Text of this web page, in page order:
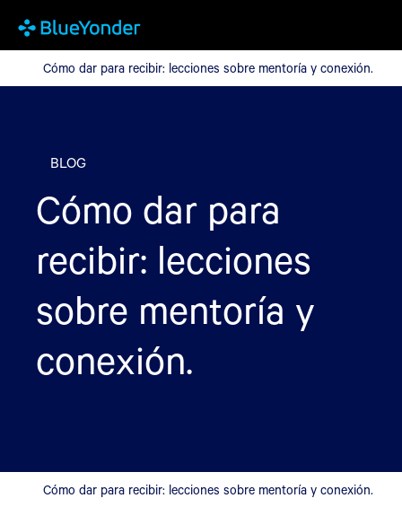
Cómo dar para recibir: lecciones sobre mentoría y conexión.
Cómo dar para recibir: lecciones sobre mentoría y conexión.
BLOG
Cómo dar para
recibir: lecciones
sobre mentoría y
conexión.
Cómo dar para recibir: lecciones sobre mentoría y conexión.